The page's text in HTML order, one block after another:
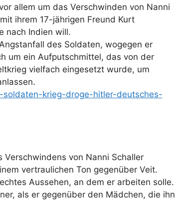
allem um das Verschwinden von Nanni
ihrem 17-jährigen Freund Kurt
nach Indien will.
des Soldaten, wogegen er
um ein Aufputschmittel, das von der
vielfach eingesetzt wurde, um
krieg-droge-hitler-deutsches-
von Nanni Schaller
vertraulichen Ton gegenüber Veit.
Aussehen, an dem er arbeiten solle.
als er gegenüber den Mädchen, die ihn